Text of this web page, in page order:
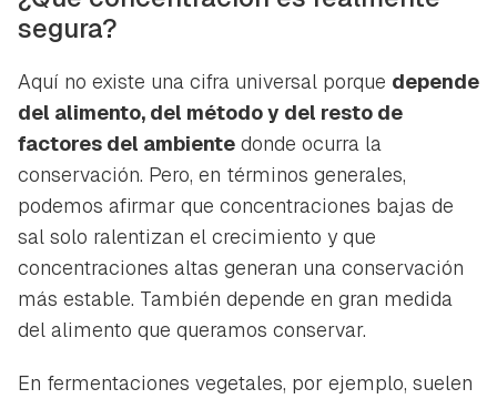
segura?
Aquí no existe una cifra universal porque depende
del alimento, del método y del resto de
factores del ambiente donde ocurra la
conservación. Pero, en términos generales,
podemos afirmar que concentraciones bajas de
sal solo ralentizan el crecimiento y que
concentraciones altas generan una conservación
más estable. También depende en gran medida
del alimento que queramos conservar.
En fermentaciones vegetales, por ejemplo, suelen